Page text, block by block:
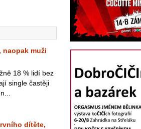
naopak muži
18 % lidí bez
single častěji
dítěte,